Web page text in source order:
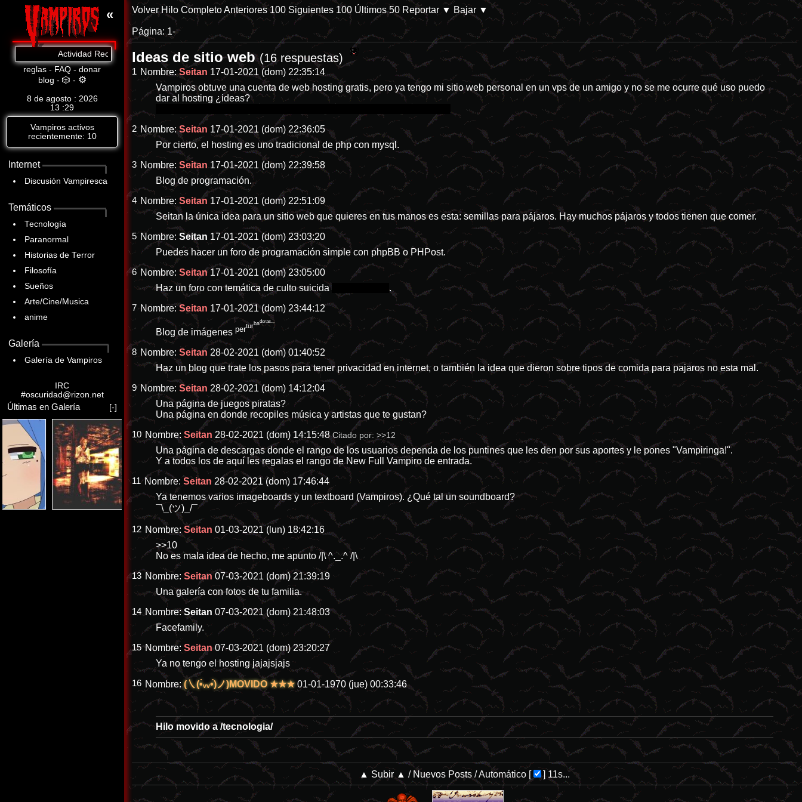
«
Actividad Reciente: Cat.8: https://www.abandomoviez.net/db/p-28144-categoria-8 En Prime Video. Parece que las películas de desastres naturales tienden a ser el idóneo campo de cultivo para
reglas - FAQ - donar
blog - 🎲 - ⚙
8 de agosto : 2026
13 29
Vampiros activos
recientemente: 10
Internet
Discusión Vampiresca
Temáticos
Tecnología
Paranormal
Historias de Terror
Filosofía
Sueños
Arte/Cine/Musica
anime
Galería
Galería de Vampiros
IRC
#oscuridad@rizon.net
Últimas en Galería [-]
Volver Hilo CompletoAnteriores 100 Siguientes 100 Últimos 50 Reportar ▼ Bajar ▼
Página: 1-
Ideas de sitio web(16 respuestas)
1 Nombre:Seitan 17-01-2021 (dom) 22:35:14
Vampiros obtuve una cuenta de web hosting gratis, pero ya tengo mi sitio web personal en un vps de un amigo y no se me ocurre qué uso puedo
dar al hosting ¿ideas?
2 Nombre:Seitan 17-01-2021 (dom) 22:36:05
Por cierto, el hosting es uno tradicional de php con mysql.
3 Nombre:Seitan 17-01-2021 (dom) 22:39:58
Blog de programación.
4 Nombre:Seitan 17-01-2021 (dom) 22:51:09
Seitan la única idea para un sitio web que quieres en tus manos es esta: semillas para pájaros. Hay muchos pájaros y todos tienen que comer.
5 Nombre:Seitan 17-01-2021 (dom) 23:03:20
Puedes hacer un foro de programación simple con phpBB o PHPost.
6 Nombre:Seitan 17-01-2021 (dom) 23:05:00
Haz un foro con temática de culto suicida
.
7 Nombre:Seitan 17-01-2021 (dom) 23:44:12
Blog de imágenes perturbadoras...
8 Nombre:Seitan 28-02-2021 (dom) 01:40:52
Haz un blog que trate los pasos para tener privacidad en internet, o también la idea que dieron sobre tipos de comida para pajaros no esta mal.
9 Nombre:Seitan 28-02-2021 (dom) 14:12:04
Una página de juegos piratas?
Una página en donde recopiles música y artistas que te gustan?
10 Nombre:Seitan 28-02-2021 (dom) 14:15:48 Citado por:>>12
Una página de descargas donde el rango de los usuarios dependa de los puntines que les den por sus aportes y le pones "Vampiringa!".
Y a todos los de aquí les regalas el rango de New Full Vampiro de entrada.
11 Nombre:Seitan 28-02-2021 (dom) 17:46:44
Ya tenemos varios imageboards y un textboard (Vampiros). ¿Qué tal un soundboard?
¯\_(ツ)_/¯
12 Nombre:Seitan 01-03-2021 (lun) 18:42:16
>>10
No es mala idea de hecho, me apunto /|\ ^._.^ /|\
13 Nombre:Seitan 07-03-2021 (dom) 21:39:19
Una galería con fotos de tu familia.
14 Nombre:Seitan 07-03-2021 (dom) 21:48:03
Facefamily.
15 Nombre:Seitan 07-03-2021 (dom) 23:20:27
Ya no tengo el hosting jajajsjajs
16 Nombre:(㇏(•̀ᵥᵥ•́)ノ)MOVIDO ★★★ 01-01-1970 (jue) 00:33:46
Hilo movido a/tecnologia/
▲ Subir ▲ / Nuevos Posts /Automático [ ] 11s...